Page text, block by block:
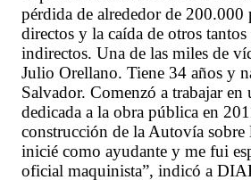
pérdida de alrededor de 200.000
directos y la caída de otros
indirectos. Una de las miles de
Julio Orellano. Tiene 34 años y
Salvador. Comenzó a trabajar en
dedicada a la obra pública en
construcción de la Autovía sobre
inicié como ayudante y me fui
oficial maquinista”, indicó a